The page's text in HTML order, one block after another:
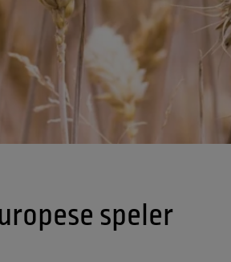
Van familiebedrijf naar Europese speler